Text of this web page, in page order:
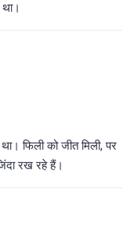
फिली को जीत मिली, पर
रख रहे हैं।